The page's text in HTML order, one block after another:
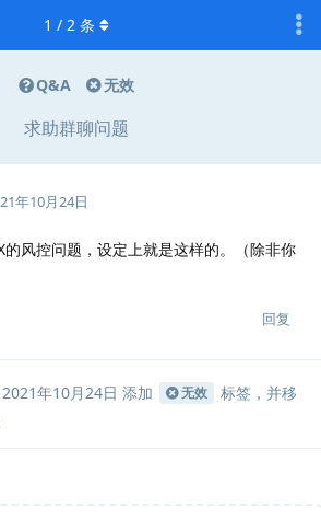
Q&A 无效
求助群聊问题
1 / 2 条
年10月24日
的风控问题，设定上就是这样的。（除非你
回复
2021年10月24日 添加 无效 标签，并移